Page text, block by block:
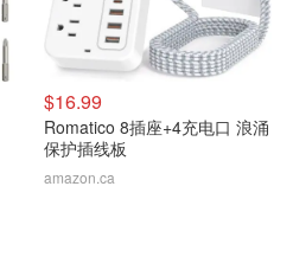
$16.99
Romatico 8插座+4充电口 浪涌
保护插线板
amazon.ca